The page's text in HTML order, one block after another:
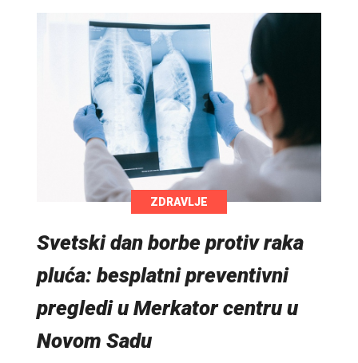
ZDRAVLJE
Svetski dan borbe protiv raka
pluća: besplatni preventivni
pregledi u Merkator centru u
Novom Sadu